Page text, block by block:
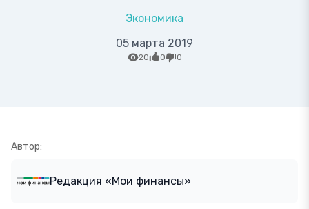
Экономика
05 марта 2019
20 0 0
Автор:
Редакция «Мои финансы»